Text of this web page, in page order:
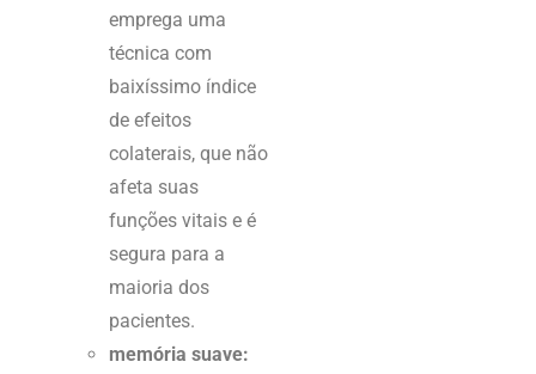
emprega uma
técnica com
baixíssimo índice
de efeitos
colaterais, que não
afeta suas
funções vitais e é
segura para a
maioria dos
pacientes.
memória suave: